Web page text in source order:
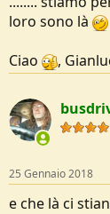
loro sono là
Ciao
,
25 Gennaio 2018
e che là ci